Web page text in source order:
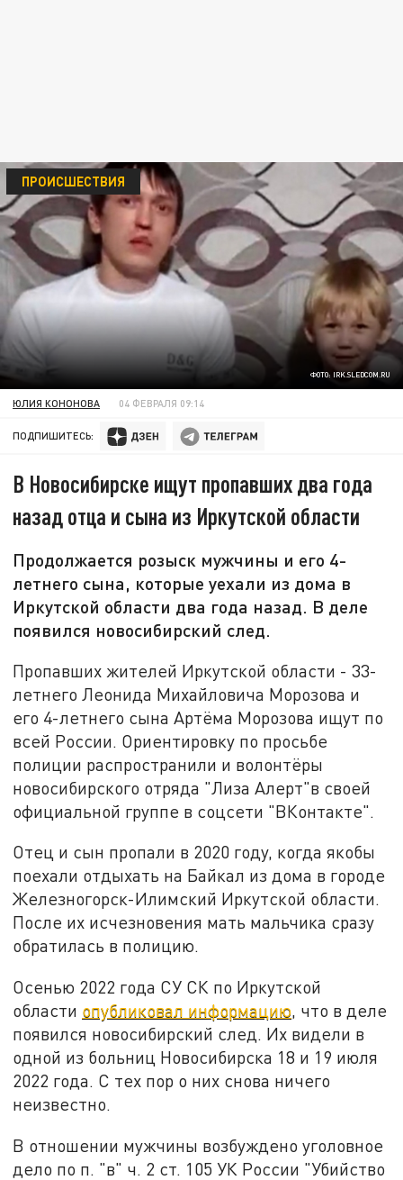
ФОТО: IRK.SLEDCOM.RU
ПРОИСШЕСТВИЯ
ЮЛИЯ КОНОНОВА 04 ФЕВРАЛЯ 09:14
ПОДПИШИТЕСЬ:
В Новосибирске ищут пропавших два года
назад отца и сына из Иркутской области
Продолжается розыск мужчины и его 4-
летнего сына, которые уехали из дома в
Иркутской области два года назад. В деле
появился новосибирский след.
Пропавших жителей Иркутской области - 33-
летнего Леонида Михайловича Морозова и
его 4-летнего сына Артёма Морозова ищут по
всей России. Ориентировку по просьбе
полиции распространили и волонтёры
новосибирского отряда "Лиза Алерт"в своей
официальной группе в соцсети "ВКонтакте".
Отец и сын пропали в 2020 году, когда якобы
поехали отдыхать на Байкал из дома в городе
Железногорск-Илимский Иркутской области.
После их исчезновения мать мальчика сразу
обратилась в полицию.
Осенью 2022 года СУ СК по Иркутской
области опубликовал информацию, что в деле
появился новосибирский след. Их видели в
одной из больниц Новосибирска 18 и 19 июля
2022 года. С тех пор о них снова ничего
неизвестно.
В отношении мужчины возбуждено уголовное
дело по п. "в" ч. 2 ст. 105 УК России "Убийство